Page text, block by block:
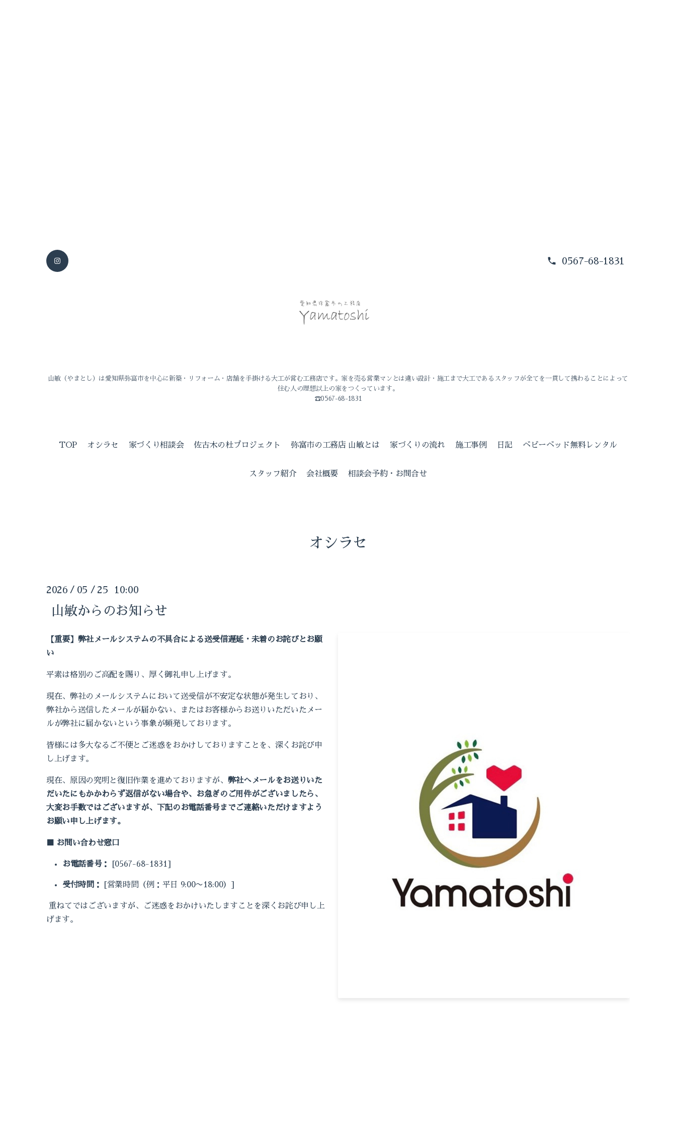
0567-68-1831
山敏（やまとし）は愛知県弥富市を中心に新築・リフォーム・店舗を手掛ける大工が営む工務店です。家を売る営業マンとは違い設計・施工まで大工であるスタッフが全てを一貫して携わることによって
住む人の理想以上の家をつくっています。
☎0567-68-1831
TOP オシラセ 家づくり相談会 佐古木の杜プロジェクト 弥富市の工務店 山敏とは 家づくりの流れ 施工事例 日記 ベビーベッド無料レンタル
スタッフ紹介 会社概要 相談会予約・お問合せ
オシラセ
2026 / 05 / 25 10:00
山敏からのお知らせ
【重要】弊社メールシステムの不具合による送受信遅延・未着のお詫びとお願
い
平素は格別のご高配を賜り、厚く御礼申し上げます。
現在、弊社のメールシステムにおいて送受信が不安定な状態が発生しており、
弊社から送信したメールが届かない、またはお客様からお送りいただいたメー
ルが弊社に届かないという事象が頻発しております。
皆様には多大なるご不便とご迷惑をおかけしておりますことを、深くお詫び申
し上げます。
現在、原因の究明と復旧作業を進めておりますが、 弊社へメールをお送りいた
だいたにもかかわらず返信がない場合や、お急ぎのご用件がございましたら、
大変お手数ではございますが、下記のお電話番号までご連絡いただけますよう
お願い申し上げます。
■ お問い合わせ窓口
お電話番号： [0567-68-1831]
受付時間： [営業時間（例：平日 9:00〜18:00）]
重ねてではございますが、ご迷惑をおかけいたしますことを深くお詫び申し上
げます。